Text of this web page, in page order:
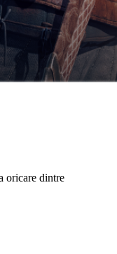
oricare dintre